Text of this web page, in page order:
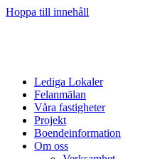
Hoppa till innehåll
Lediga Lokaler
Felanmälan
Våra fastigheter
Projekt
Boendeinformation
Om oss